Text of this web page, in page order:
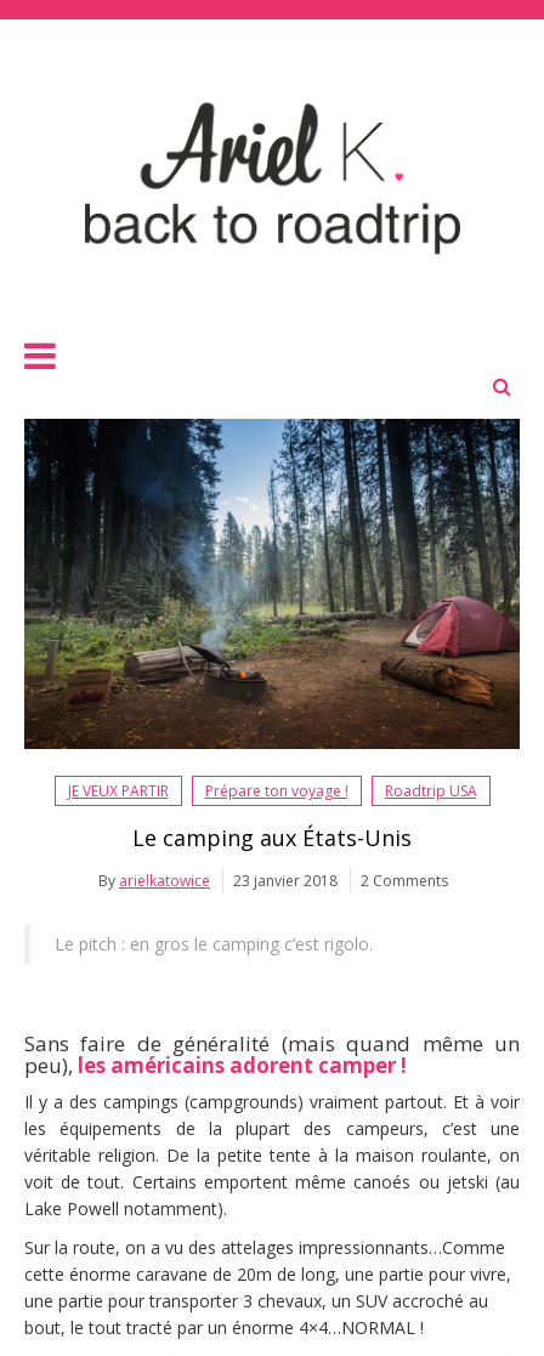
JE VEUX PARTIR Prépare ton voyage ! Roadtrip USA
Le camping aux États-Unis
By arielkatowice 23 janvier 2018 2 Comments
Le pitch : en gros le camping c’est rigolo.
Sans faire de généralité (mais quand même un
peu), les américains adorent camper !
Il y a des campings (campgrounds) vraiment partout. Et à voir
les équipements de la plupart des campeurs, c’est une
véritable religion. De la petite tente à la maison roulante, on
voit de tout. Certains emportent même canoés ou jetski (au
Lake Powell notamment).
Sur la route, on a vu des attelages impressionnants…Comme
cette énorme caravane de 20m de long, une partie pour vivre,
une partie pour transporter 3 chevaux, un SUV accroché au
bout, le tout tracté par un énorme 4×4…NORMAL !